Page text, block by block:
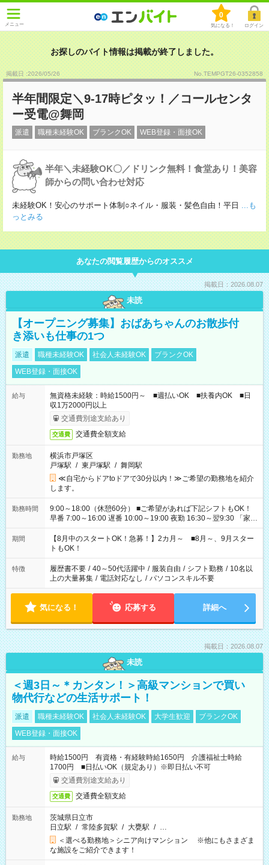
メニュー
0
気になる！ ログイン
お探しのバイト情報は掲載が終了しました。
掲載日 :2026/05/26 No.TEMPGT26-0352858
半年間限定＼9-17時ピタッ！／コールセンタ
ー受電@舞岡
派遣 職種未経験OK ブランクOK WEB登録・面接OK
半年＼未経験OK〇／ドリンク無料！食堂あり！美容
師からの問い合わせ対応
未経験OK！安心のサポート体制○ネイル・服装・髪色自由！平日 ...も
っとみる
あなたの閲覧履歴からのオススメ
掲載日：2026.08.07
未読
【オープニング募集】おばあちゃんのお散歩付
き添いも仕事の1つ
派遣 職種未経験OK 社会人未経験OK
ブランクOK
WEB登録・面接OK
給与
無資格未経験：時給1500円～ ■週払いOK ■扶養内OK ■日
収1万2000円以上
交通費別途支給あり
交通費 交通費全額支給
勤務地
横浜市戸塚区
戸塚駅 / 東戸塚駅 / 舞岡駅
≪自宅からドアtoドアで30分以内！≫ご希望の勤務地を紹介
します。
勤務時間
9:00～18:00（休憩60分） ■ご希望があれば下記シフトもOK！
早番 7:00～16:00 遅番 10:00～19:00 夜勤 16:30～翌9:30 「家族
と休みを合わせたい」 「余裕を持って夕飯の準備がしたい」
「できれば残業はしたくない」 など、ご希望を教えてください
ね。 ※Wワーク希望の方へ 今ご覧のお仕事で希望する勤務時間
と、もう1つのお仕事の勤務時間。 合計で週40時間を超える場
合は応募できません。
期間
【8月中のスタートOK！急募！】2カ月～ ■8月～、9月スター
トもOK！
特徴 履歴書不要 / 40～50代活躍中 / 服装自由 / シフト勤務 / 10名以
上の大量募集 / 電話対応なし / パソコンスキル不要
気になる！ 応募する 詳細へ
掲載日：2026.08.07
未読
＜週3日～＊カンタン！＞高級マンションで買い
物代行などの生活サポート！
派遣 職種未経験OK 社会人未経験OK 大学生歓迎
ブランクOK
WEB登録・面接OK
給与
時給1500円 有資格・有経験時給1650円 介護福祉士時給
1700円 ■日払いOK（規定あり）※即日払い不可
交通費別途支給あり
交通費 交通費全額支給
勤務地
茨城県日立市
日立駅 / 常陸多賀駅 / 大甕駅 / …
＜選べる勤務地＞シニア向けマンション ※他にもさまざま
な施設をご紹介できます！